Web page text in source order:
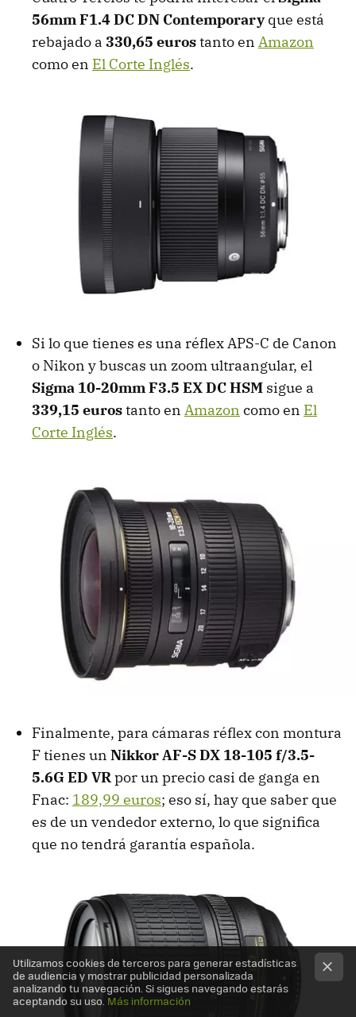
56mm F1.4 DC DN Contemporaryque está
rebajado a 330,65 eurostanto en Amazon
como en El Corte Inglés.
Si lo que tienes es una réflex APS-C de Canon
o Nikon y buscas un zoom ultraangular, el
Sigma 10-20mm F3.5 EX DC HSM sigue a
339,15 eurostanto en Amazon como en El
Corte Inglés.
Finalmente, para cámaras réflex con montura
F tienes un Nikkor AF-S DX 18-105 f/3.5-
5.6G ED VRpor un precio casi de ganga en
Fnac: 189,99 euros; eso sí, hay que saber que
es de un vendedor externo, lo que significa
que no tendrá garantía española.
Utilizamos cookies de terceros para generar estadísticas
de audiencia y mostrar publicidad personalizada
analizando tu navegación. Si sigues navegando estarás
aceptando su uso. Más información